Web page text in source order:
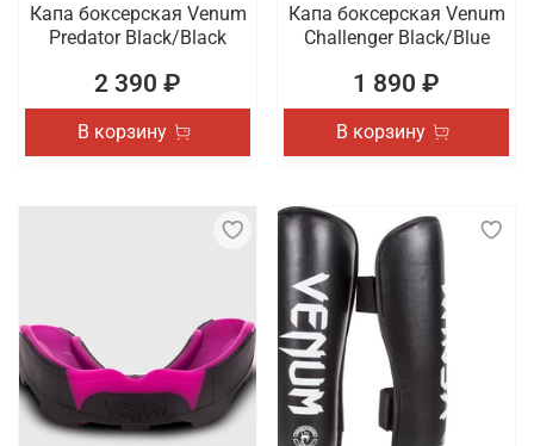
Капа боксерская Venum
Predator Black/Black
2 390 ₽
В корзину
Капа боксерская Venum
Challenger Black/Blue
1 890 ₽
В корзину